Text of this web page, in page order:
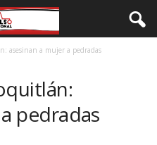
asesinan a mujer a pedradas
pedradas